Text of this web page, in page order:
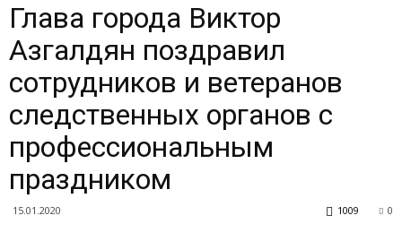
Глава города Виктор
Азгалдян поздравил
сотрудников и ветеранов
следственных органов с
профессиональным
праздником
15.01.2020 0
1009